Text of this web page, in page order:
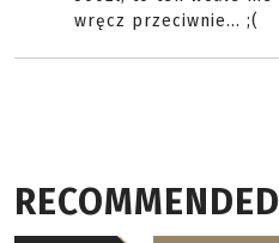
wręcz przeciwnie... ;(
RECOMMENDED